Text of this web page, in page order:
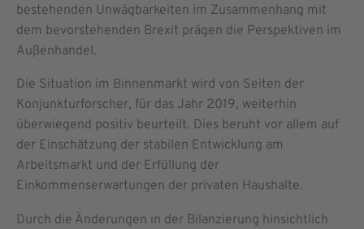
bestehenden Unwägbarkeiten im Zusammenhang mit
dem bevorstehenden Brexit prägen die Perspektiven im
Außenhandel.
Die Situation im Binnenmarkt wird von Seiten der
Konjunkturforscher, für das Jahr 2019, weiterhin
überwiegend positiv beurteilt. Dies beruht vor allem auf
der Einschätzung der stabilen Entwicklung am
Arbeitsmarkt und der Erfüllung der
Einkommenserwartungen der privaten Haushalte.
Durch die Änderungen in der Bilanzierung hinsichtlich